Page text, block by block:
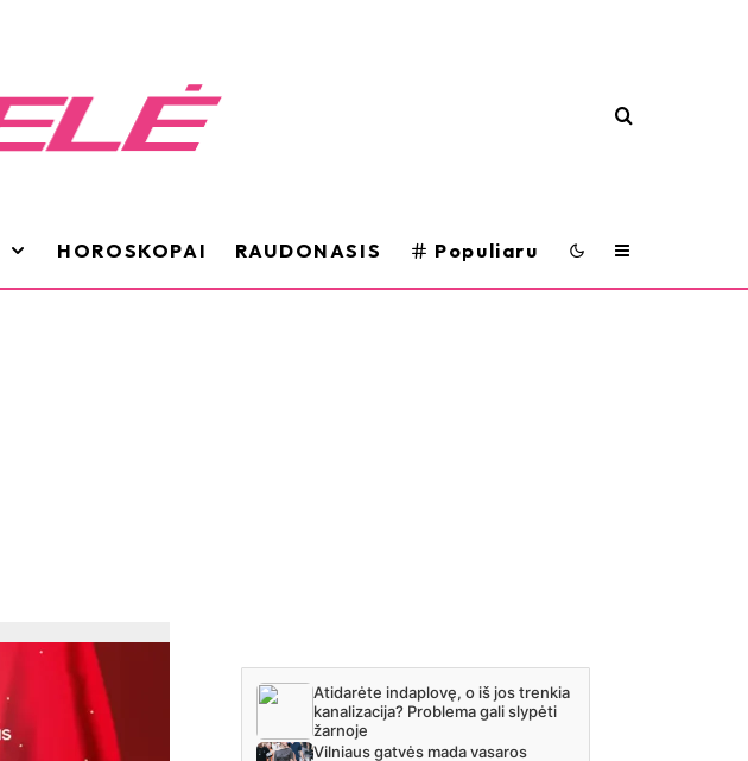
HOROSKOPAI RAUDONASIS Populiaru